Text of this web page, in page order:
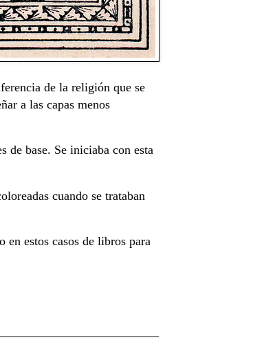
de la religión que se
a las capas menos
de base. Se iniciaba con esta
cuando se trataban
estos casos de libros para